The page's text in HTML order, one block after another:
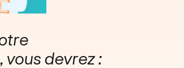
, vous devrez :